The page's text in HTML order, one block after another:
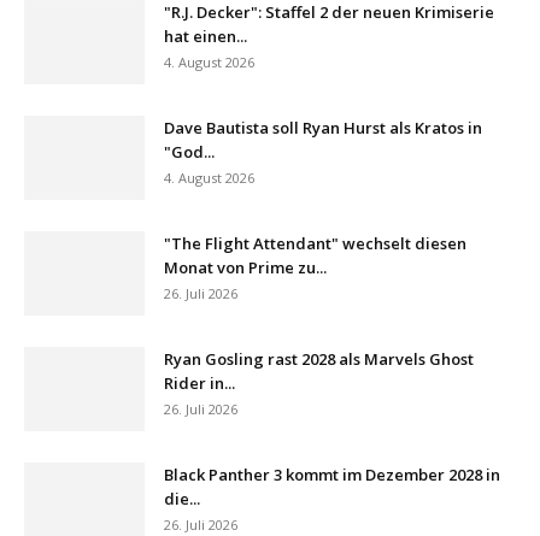
"R.J. Decker": Staffel 2 der neuen Krimiserie
hat einen...
4. August 2026
Dave Bautista soll Ryan Hurst als Kratos in
"God...
4. August 2026
"The Flight Attendant" wechselt diesen
Monat von Prime zu...
26. Juli 2026
Ryan Gosling rast 2028 als Marvels Ghost
Rider in...
26. Juli 2026
Black Panther 3 kommt im Dezember 2028 in
die...
26. Juli 2026